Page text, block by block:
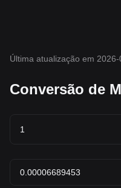
Última atualização em
Conversão de